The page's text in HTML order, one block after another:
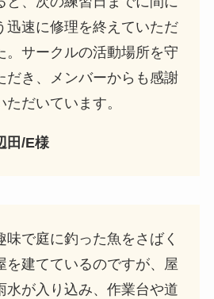
迅速に修理を終えていただ
。サークルの活動場所を守
だき、メンバーからも感謝
ただいています。
田/E様
味で庭に釣った魚をさばく
を建てているのですが、屋
水が入り込み、作業台や道